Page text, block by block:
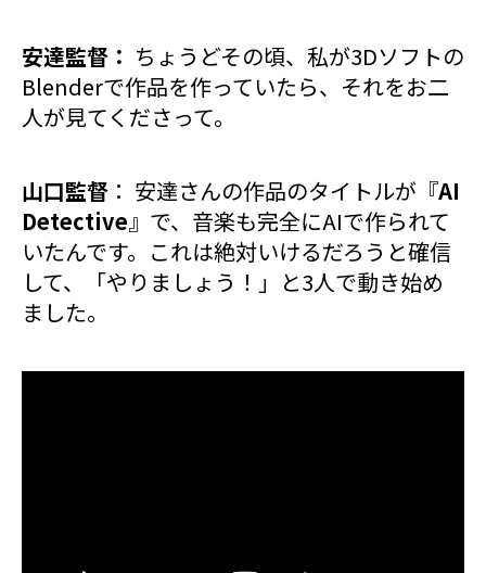
安達監督： ちょうどその頃、私が3Dソフトの
Blenderで作品を作っていたら、それをお二
人が見てくださって。
山口監督 ： 安達さんの作品のタイトルが『AI
Detective』で、音楽も完全にAIで作られて
いたんです。これは絶対いけるだろうと確信
して、「やりましょう！」と3人で動き始め
ました。